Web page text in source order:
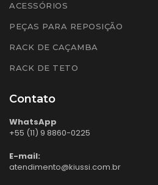
ACESSÓRIOS
PEÇAS PARA REPOSIÇÃO
RACK DE CAÇAMBA
RACK DE TETO
Contato
WhatsApp
+55 (11) 9 8860-0225
E-mail:
atendimento@kiussi.com.br